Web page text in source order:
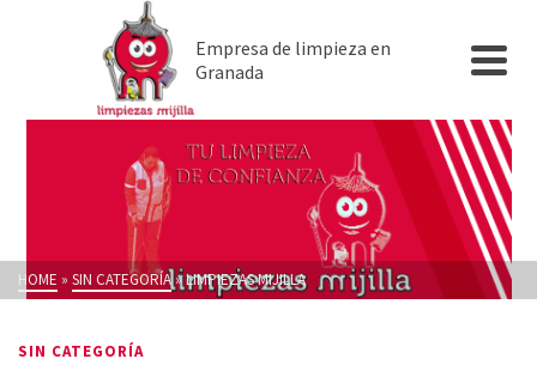
Empresa de limpieza en
Granada
HOME » SIN CATEGORÍA »LIMPIEZAS MIJILLA
SIN CATEGORÍA